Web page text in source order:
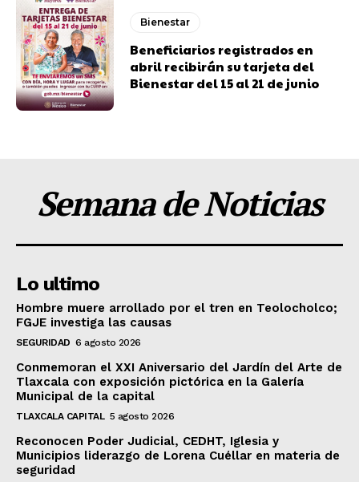
Bienestar
Beneficiarios registrados en
abril recibirán su tarjeta del
Bienestar del 15 al 21 de junio
Semana de Noticias
Lo ultimo
Hombre muere arrollado por el tren en Teolocholco;
FGJE investiga las causas
SEGURIDAD 6 agosto 2026
Conmemoran el XXI Aniversario del Jardín del Arte de
Tlaxcala con exposición pictórica en la Galería
Municipal de la capital
TLAXCALA CAPITAL 5 agosto 2026
Reconocen Poder Judicial, CEDHT, Iglesia y
Municipios liderazgo de Lorena Cuéllar en materia de
seguridad